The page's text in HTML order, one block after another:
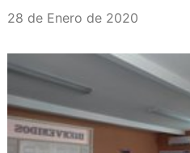
28 de Enero de 2020